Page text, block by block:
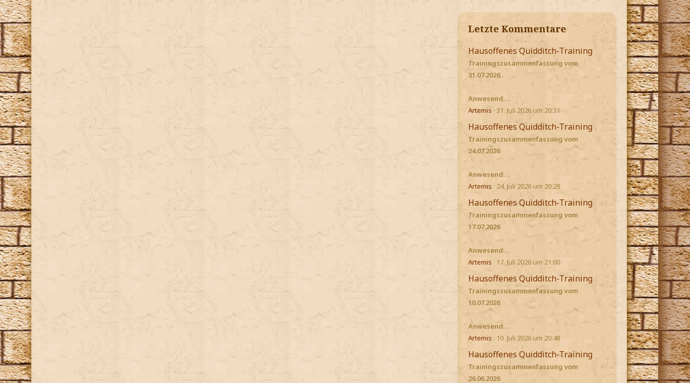
Letzte Kommentare
Hausoffenes Quidditch-Training
Trainingszusammenfassung vom
31.07.2026
Anwesend:…
Artemis 31. Juli 2026 um 20:31
Hausoffenes Quidditch-Training
Trainingszusammenfassung vom
24.07.2026
Anwesend:…
Artemis
24. Juli 2026 um 20:28
Hausoffenes Quidditch-Training
Trainingszusammenfassung vom
17.07.2026
Anwesend:…
Artemis
17. Juli 2026 um 21:00
Hausoffenes Quidditch-Training
Trainingszusammenfassung vom
10.07.2026
Anwesend:…
Artemis
10. Juli 2026 um 20:48
Hausoffenes Quidditch-Training
Trainingszusammenfassung vom
26.06.2026